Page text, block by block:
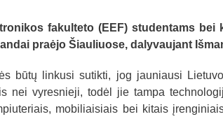
fakulteto (EEF) studentams bei
praėjo Šiauliuose, dalyvaujant
būtų linkusi sutikti, jog jauniausi
nei vyresnieji, todėl jie tampa
mobiliaisiais bei kitais